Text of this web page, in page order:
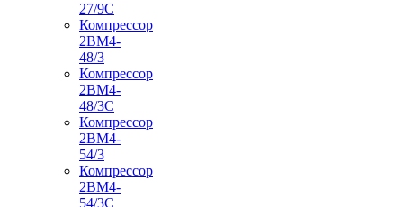
27/9С
Компрессор
2ВМ4-
48/3
Компрессор
2ВМ4-
48/3С
Компрессор
2ВМ4-
54/3
Компрессор
2ВМ4-
54/3С